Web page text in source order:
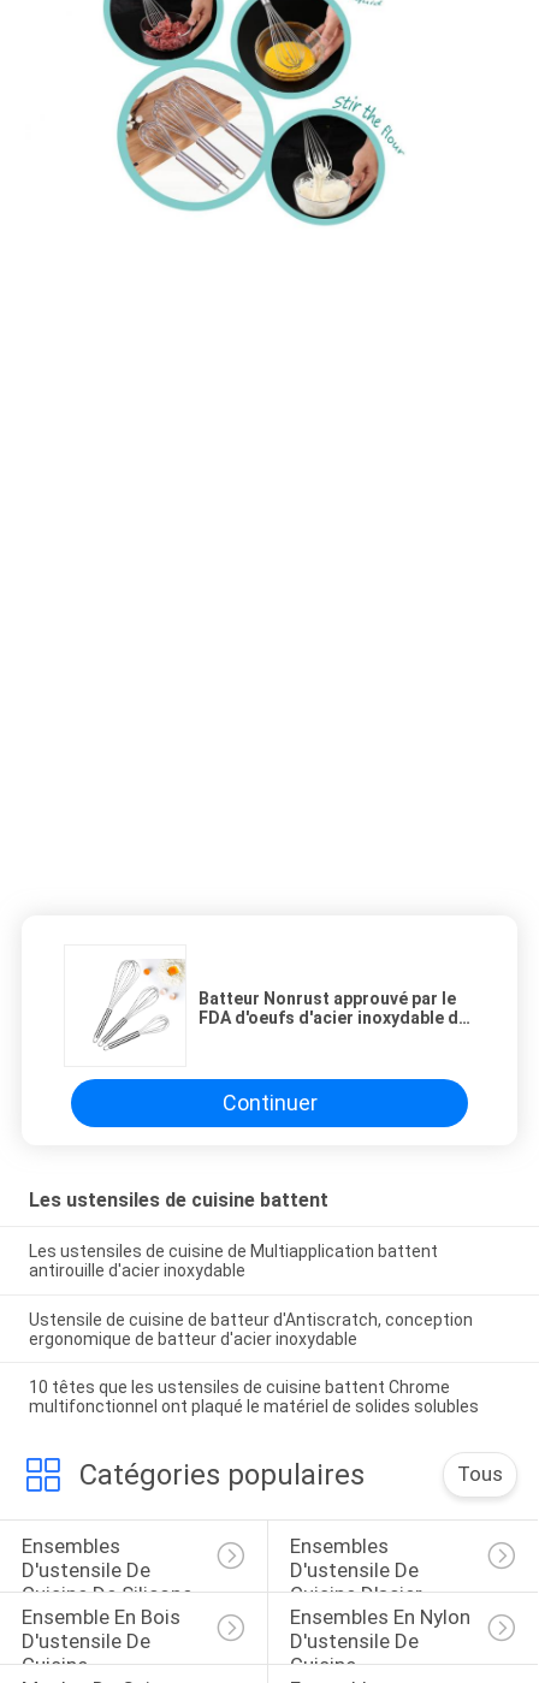
Batteur Nonrust approuvé par le
FDA d'oeufs d'acier inoxydable de
Continuer
Les ustensiles de cuisine battent
Les ustensiles de cuisine de Multiapplication battent
antirouille d'acier inoxydable
Ustensile de cuisine de batteur d'Antiscratch, conception
ergonomique de batteur d'acier inoxydable
10 têtes que les ustensiles de cuisine battent Chrome
multifonctionnel ont plaqué le matériel de solides solubles
Catégories populaires Tous
Ensembles
D'ustensile De
Cuisine De Silicone
Ensembles
D'ustensile De
Cuisine D'acier
Inoxydable
Ensemble En Bois
D'ustensile De
Cuisine
Ensembles En Nylon
D'ustensile De
Cuisine